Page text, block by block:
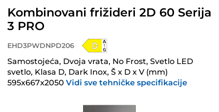
Kombinovani frižideri 2D 60 Serija
3 PRO
EHD3PWDNPD206
Samostojeća, Dvoja vrata, No Frost, Svetlo LED
svetlo, Klasa D, Dark Inox, Š x D x V (mm)
595x667x2050 Vidi sve tehničke specifikacije